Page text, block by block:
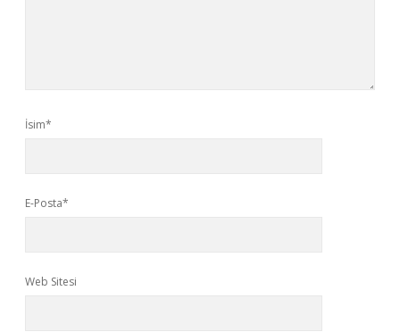
İsim*
E-Posta*
Web Sitesi